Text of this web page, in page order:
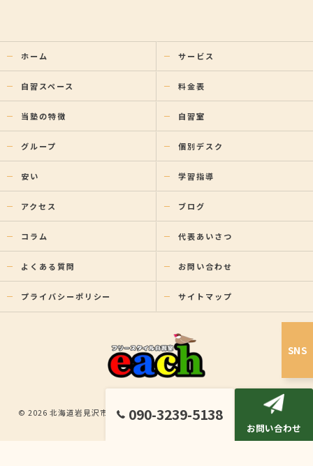
SNS
090-3239-5138
お問い合わせ
ホーム サービス
自習スペース 料金表
当塾の特徴 自習室
グループ 個別デスク
安い 学習指導
アクセス ブログ
コラム 代表あいさつ
よくある質問 お問い合わせ
プライバシーポリシー サイトマップ
© 2026 北海道岩見沢市の塾ならフリースタイル自習室each ALL RIGHTS